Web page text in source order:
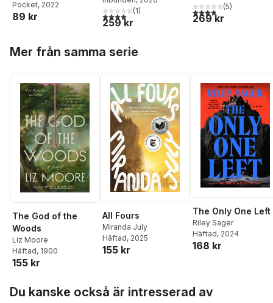
Pocket, 2022
89 kr
4,0utav 5 stjärnor. Totalt antal röster:
(1)
259 kr
3,8utav 5 stjärnor.
(5)
269 kr
Mer från samma serie
The God of the
Woods
Liz Moore
Häftad, 1900
155 kr
All Fours
Miranda July
Häftad, 2025
155 kr
The Only One Left
Riley Sager
Häftad, 2024
168 kr
Du kanske också är intresserad av